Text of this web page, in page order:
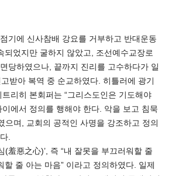
기에 신사참배 강요를 거부하고 반대운동
되었지만 굴하지 않았고, 조선예수교장로
당하였으나, 끝까지 진리를 고수하다가 일
받아 복역 중 순교하였다. 히틀러에 광기
리히 본회퍼는 “그리스도인은 기도해야
에서 정의를 행해야 한다. 악을 보고 침묵
으며, 교회의 공적인 사명을 강조하고 정의
.
(羞惡之心)’, 즉 “내 잘못을 부끄러워할 줄
할 줄 아는 마음” 이라고 정의하였다. 일제